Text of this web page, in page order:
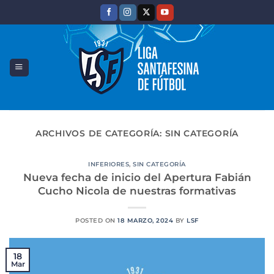
ARCHIVOS DE CATEGORÍA: SIN CATEGORÍA
INFERIORES,SIN CATEGORÍA
Nueva fecha de inicio del Apertura Fabián
Cucho Nicola de nuestras formativas
POSTED ON18 MARZO, 2024 BY LSF
18
Mar